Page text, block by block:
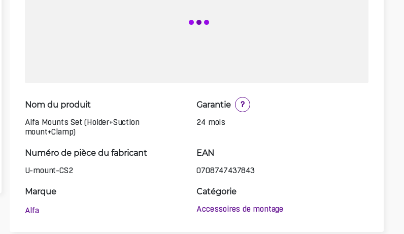
Nom du produit
Alfa Mounts Set (Holder+Suction
mount+Clamp)
Garantie
?
24 mois
Numéro de pièce du fabricant
U-mount-CS2
EAN
0708747437843
Marque
Alfa
Catégorie
Accessoires de montage